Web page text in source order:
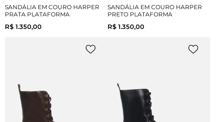
SANDÁLIA EM COURO HARPER
PRATA PLATAFORMA
R$ 1.350,00
SANDÁLIA EM COURO HARPER
PRETO PLATAFORMA
R$ 1.350,00